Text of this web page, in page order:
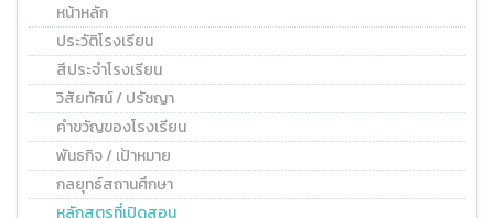
หน้าหลัก
ประวัติโรงเรียน
สีประจำโรงเรียน
วิสัยทัศน์ / ปรัชญา
คำขวัญของโรงเรียน
พันธกิจ / เป้าหมาย
กลยุทธ์สถานศึกษา
หลักสูตรที่เปิดสอน